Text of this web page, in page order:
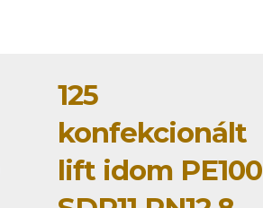
125
konfekcionált
lift idom PE100